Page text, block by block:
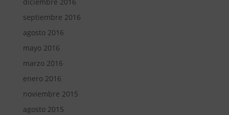
septiembre 2016
agosto 2016
mayo 2016
marzo 2016
enero 2016
noviembre 2015
agosto 2015